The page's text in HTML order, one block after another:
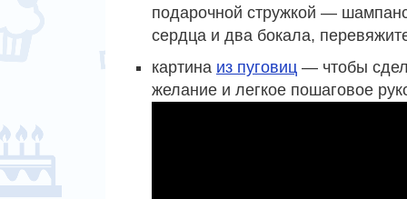
подарочной стружкой —
сердца и два бокала,
картина из пуговиц — чтобы
желание и легкое пошаговое